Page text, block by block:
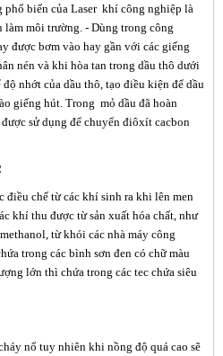
phổ biến của Laser khí công nghiệp là
làm môi trường. - Dùng trong công
được bơm vào hay gần với các giếng
nén và khi hòa tan trong dầu thô dưới
nhớt của dầu thô, tạo điều kiện để dầu
giếng hút. Trong mỏ dầu đã hoàn
sử dụng để chuyển điôxít cacbon
chế từ các khí sinh ra khi lên men
khí thu được từ sản xuất hóa chất, như
methanol , từ khói các nhà máy công
trong các bình sơn đen có chữ màu
lớn thì chứa trong các tec chứa siêu
nổ tuy nhiên khi nồng độ quá cao sẽ